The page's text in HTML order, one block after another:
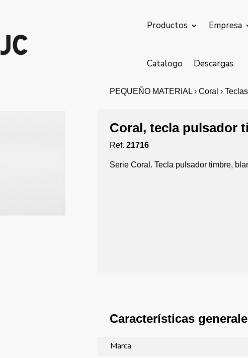
Productos Empresa
Catalogo Descargas
PEQUEÑO MATERIAL › Coral ›
Coral, tecla pulsador
Ref.21716
Serie Coral. Tecla pulsador timbre,
Características
Marca